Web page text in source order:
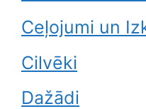
Ceļojumi un
Cilvēki
Dažādi